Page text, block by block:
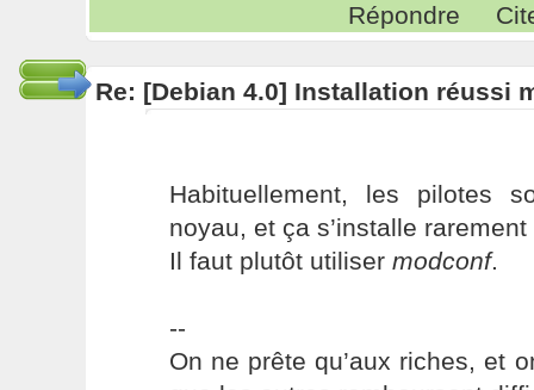
Répondre
Re: [Debian 4.0] Installation réussi
Habituellement, les pilotes
noyau, et ça s’installe
Il faut plutôt utiliser modconf.
--
On ne prête qu’aux riches, et